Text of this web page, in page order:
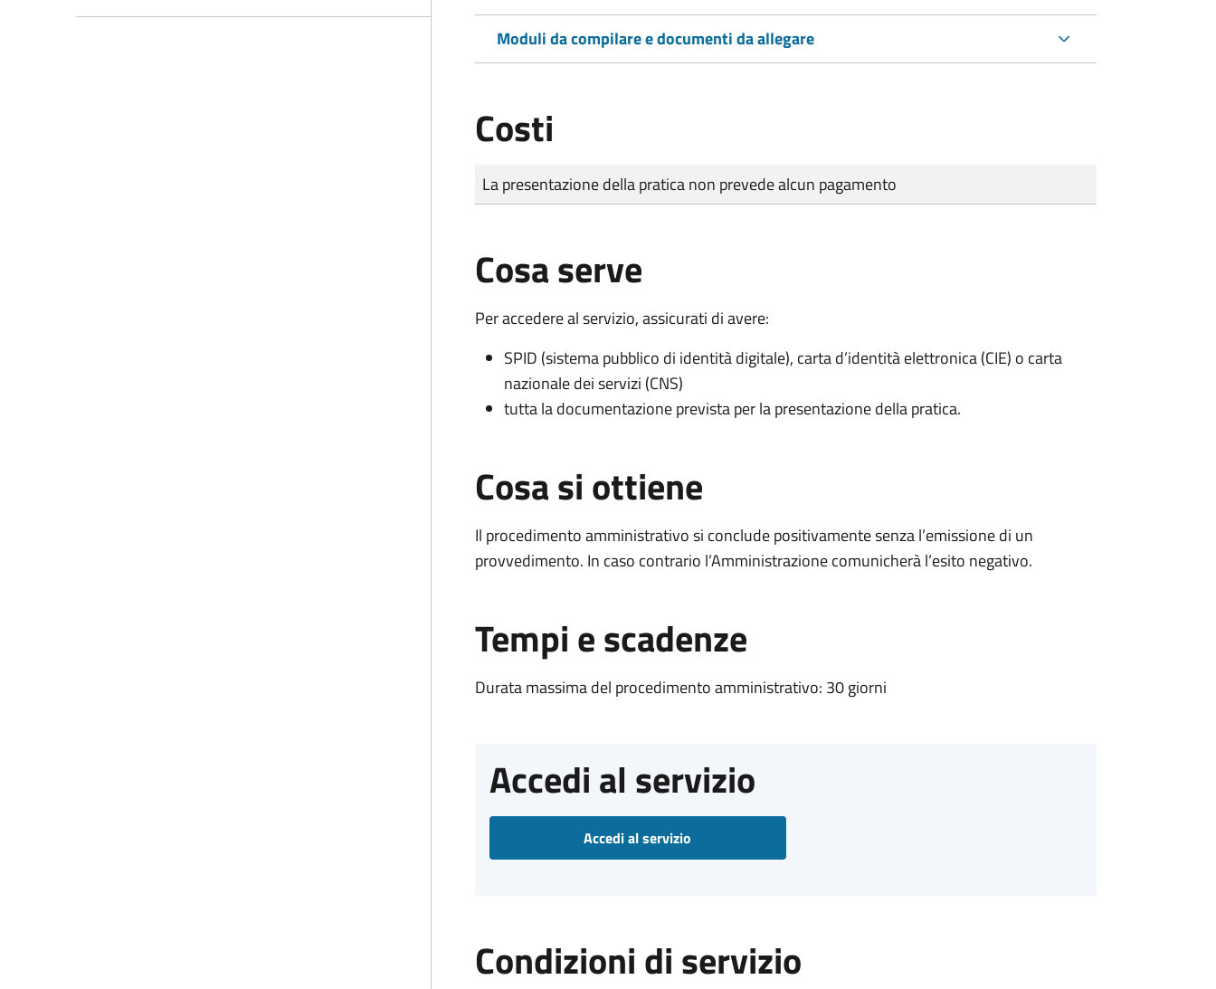
Moduli da compilare e documenti da allegare
Costi
Tipo di pagamento
Importo
La presentazione della pratica non prevede alcun pagamento
Cosa serve
Per accedere al servizio, assicurati di avere:
SPID (sistema pubblico di identità digitale), carta d’identità elettronica (CIE) o carta
nazionale dei servizi (CNS)
tutta la documentazione prevista per la presentazione della pratica.
Cosa si ottiene
Il procedimento amministrativo si conclude positivamente senza l’emissione di un
provvedimento. In caso contrario l’Amministrazione comunicherà l’esito negativo.
Tempi e scadenze
Durata massima del procedimento amministrativo: 30 giorni
Accedi al servizio
Accedi al servizio
Condizioni di servizio